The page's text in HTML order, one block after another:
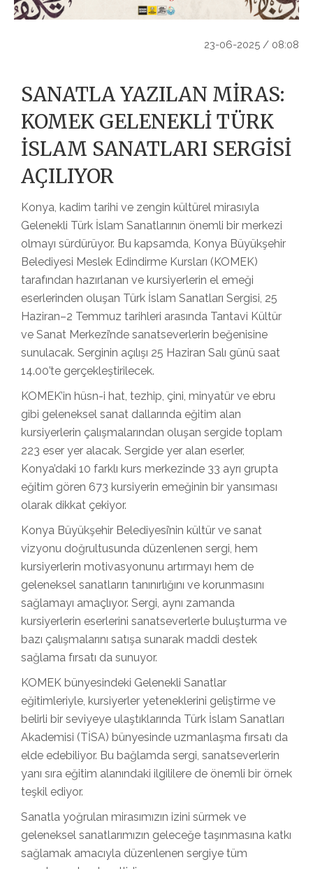
23-06-2025 / 08:08
SANATLA YAZILAN MİRAS:
KOMEK GELENEKLİ TÜRK
İSLAM SANATLARI SERGİSİ
AÇILIYOR
Konya, kadim tarihi ve zengin kültürel mirasıyla
Gelenekli Türk İslam Sanatlarının önemli bir merkezi
olmayı sürdürüyor. Bu kapsamda, Konya Büyükşehir
Belediyesi Meslek Edindirme Kursları (KOMEK)
tarafından hazırlanan ve kursiyerlerin el emeği
eserlerinden oluşan Türk İslam Sanatları Sergisi , 25
Haziran–2 Temmuz tarihleri arasında Tantavi Kültür
ve Sanat Merkezi’nde sanatseverlerin beğenisine
sunulacak. Serginin açılışı 25 Haziran Salı günü saat
14.00’te gerçekleştirilecek.
KOMEK’in hüsn-i hat, tezhip, çini, minyatür ve ebru
gibi geleneksel sanat dallarında eğitim alan
kursiyerlerin çalışmalarından oluşan sergide toplam
223 eser yer alacak. Sergide yer alan eserler,
Konya’daki 10 farklı kurs merkezinde 33 ayrı grupta
eğitim gören 673 kursiyerin emeğinin bir yansıması
olarak dikkat çekiyor.
Konya Büyükşehir Belediyesi’nin kültür ve sanat
vizyonu doğrultusunda düzenlenen sergi, hem
kursiyerlerin motivasyonunu artırmayı hem de
geleneksel sanatların tanınırlığını ve korunmasını
sağlamayı amaçlıyor. Sergi, aynı zamanda
kursiyerlerin eserlerini sanatseverlerle buluşturma ve
bazı çalışmalarını satışa sunarak maddi destek
sağlama fırsatı da sunuyor.
KOMEK bünyesindeki Gelenekli Sanatlar
eğitimleriyle, kursiyerler yeteneklerini geliştirme ve
belirli bir seviyeye ulaştıklarında Türk İslam Sanatları
Akademisi (TİSA) bünyesinde uzmanlaşma fırsatı da
elde edebiliyor. Bu bağlamda sergi, sanatseverlerin
yanı sıra eğitim alanındaki ilgililere de önemli bir örnek
teşkil ediyor.
Sanatla yoğrulan mirasımızın izini sürmek ve
geleneksel sanatlarımızın geleceğe taşınmasına katkı
sağlamak amacıyla düzenlenen sergiye tüm